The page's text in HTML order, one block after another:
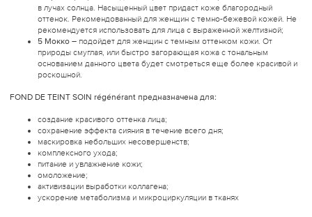
в лучах солнца. Насыщенный цвет придаст коже благородный
оттенок. Рекомендованный для женщин с темно-бежевой кожей. Не
рекомендуется использовать для лица с выраженной желтизной;
5 Мокко – подойдет для женщин с темным оттенком кожи. От
природы смуглая, или быстро загорающая кожа с тональным
основанием данного цвета будет смотреться еще более красивой и
роскошной.
FOND DE TEINT SOIN régénérant предназначена для:
создание красивого оттенка лица;
сохранение эффекта сияния в течение всего дня;
маскировка небольших несовершенств;
комплексного ухода;
питание и увлажнение кожи;
омоложение;
активизации выработки коллагена;
ускорение метаболизма и микроциркуляции в тканях